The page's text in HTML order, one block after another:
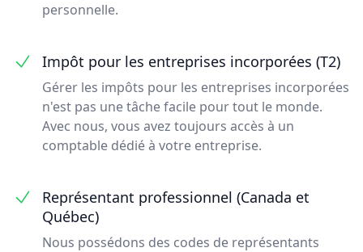
personnelle.
Impôt pour les entreprises incorporées (T2)
Gérer les impôts pour les entreprises incorporées
n'est pas une tâche facile pour tout le monde.
Avec nous, vous avez toujours accès à un
comptable dédié à votre entreprise.
Représentant professionnel (Canada et
Québec)
Nous possédons des codes de représentants